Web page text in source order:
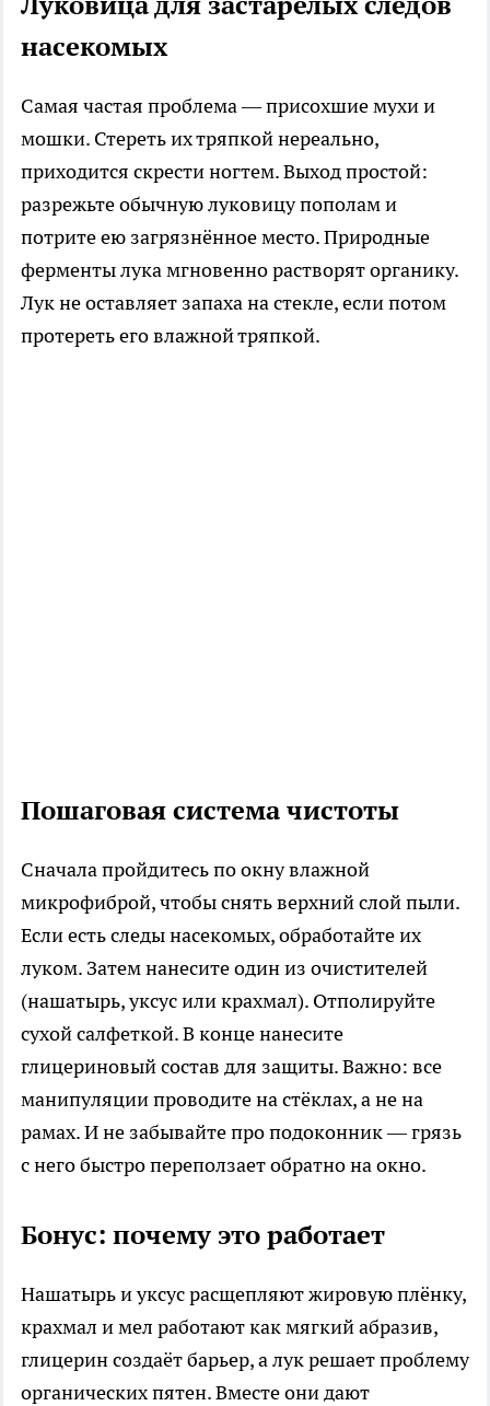
насекомых
Самая частая проблема — присохшие мухи и
мошки. Стереть их тряпкой нереально,
приходится скрести ногтем. Выход простой:
разрежьте обычную луковицу пополам и
потрите ею загрязнённое место. Природные
ферменты лука мгновенно растворят органику.
Лук не оставляет запаха на стекле, если потом
протереть его влажной тряпкой.
Пошаговая система чистоты
Сначала пройдитесь по окну влажной
микрофиброй, чтобы снять верхний слой пыли.
Если есть следы насекомых, обработайте их
луком. Затем нанесите один из очистителей
(нашатырь, уксус или крахмал). Отполируйте
сухой салфеткой. В конце нанесите
глицериновый состав для защиты. Важно: все
манипуляции проводите на стёклах, а не на
рамах. И не забывайте про подоконник — грязь
с него быстро переползает обратно на окно.
Бонус: почему это работает
Нашатырь и уксус расщепляют жировую плёнку,
крахмал и мел работают как мягкий абразив,
глицерин создаёт барьер, а лук решает проблему
органических пятен. Вместе они дают